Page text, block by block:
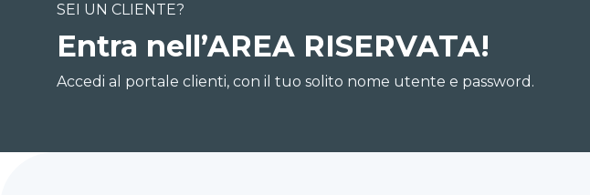
SEI UN CLIENTE?
Entra nell’AREA RISERVATA!
Accedi al portale clienti, con il tuo solito nome utente e password.